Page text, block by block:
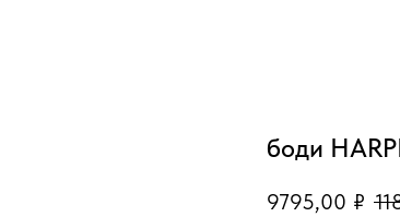
боди
9795,00 ₽